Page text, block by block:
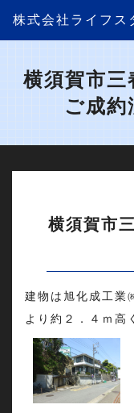
株式会社ライフス
横須賀市
ご成約
横須賀市
建物は旭化成工業
より約２．４ｍ高